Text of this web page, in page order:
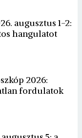
augusztus 1-2:
hangulatot
2026:
fordulatok